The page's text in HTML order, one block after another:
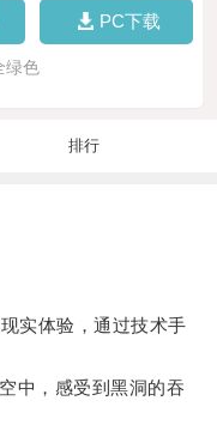
PC下载
绿色
排行
实体验，通过技术手
，感受到黑洞的吞